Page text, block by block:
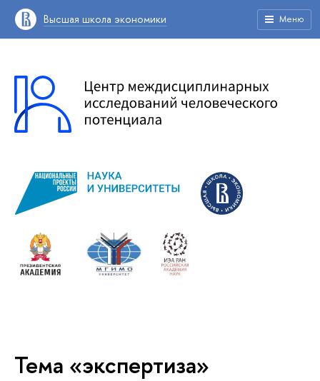
Высшая школа экономики Меню
Тема «экспертиза»